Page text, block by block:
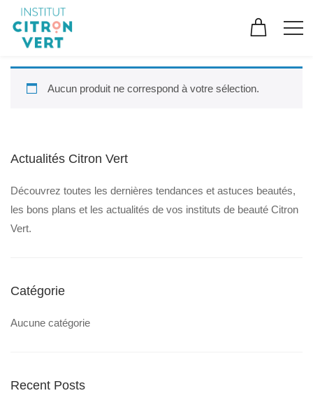
Aucun produit ne correspond à votre sélection.
Actualités Citron Vert
Découvrez toutes les dernières tendances et astuces beautés,
les bons plans et les actualités de vos instituts de beauté Citron
Vert.
Catégorie
Aucune catégorie
Recent Posts